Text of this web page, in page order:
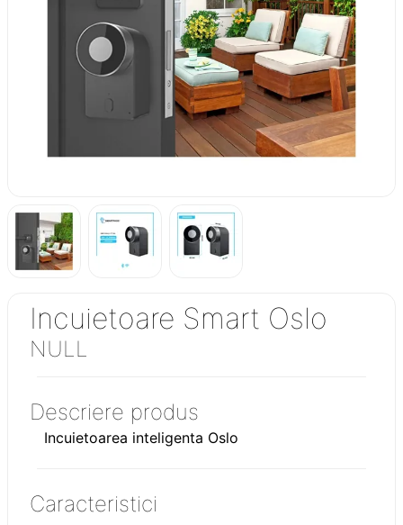
Incuietoare Smart Oslo
NULL
Descriere produs
Incuietoarea inteligenta Oslo
Caracteristici